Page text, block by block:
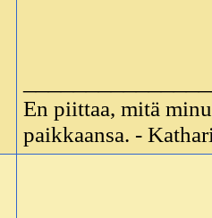
En piittaa, mitä
paikkaansa. -